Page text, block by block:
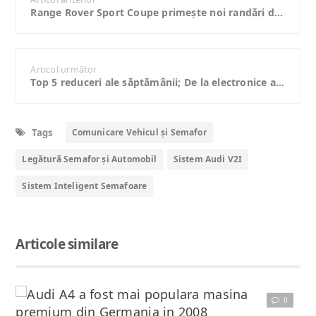
Range Rover Sport Coupe primește noi randări după ce a fost văzut în teste în Germania
Articol următor
Top 5 reduceri ale săptămânii; De la electronice auto la capace pentru roți arătoase
Tags Comunicare Vehicul și Semafor
Legătură Semafor și Automobil Sistem Audi V2I
Sistem Inteligent Semafoare
Articole similare
0
Citește articolul complet